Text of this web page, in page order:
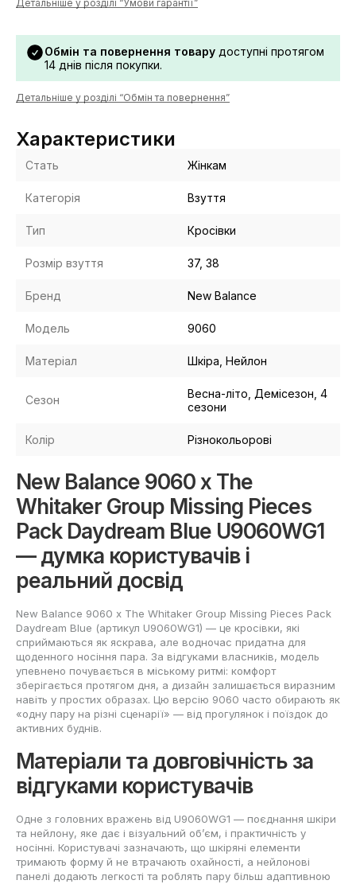
Детальніше у розділі “Умови гарантії”
Обмін та повернення товару доступні протягом
14 днів після покупки.
Детальніше у розділі “Обмін та повернення”
Характеристики
Стать Жінкам
Категорія Взуття
Тип Кросівки
Розмір взуття 37, 38
Бренд New Balance
Модель 9060
Матеріал Шкіра, Нейлон
Сезон
Весна-літо, Демісезон, 4
сезони
Колір Різнокольорові
New Balance 9060 x The
Whitaker Group Missing Pieces
Pack Daydream Blue U9060WG1
— думка користувачів і
реальний досвід
New Balance 9060 x The Whitaker Group Missing Pieces Pack
Daydream Blue (артикул U9060WG1) — це кросівки, які
сприймаються як яскрава, але водночас придатна для
щоденного носіння пара. За відгуками власників, модель
упевнено почувається в міському ритмі: комфорт
зберігається протягом дня, а дизайн залишається виразним
навіть у простих образах. Цю версію 9060 часто обирають як
«одну пару на різні сценарії» — від прогулянок і поїздок до
активних буднів.
Матеріали та довговічність за
відгуками користувачів
Одне з головних вражень від U9060WG1 — поєднання шкіри
та нейлону, яке дає і візуальний об’єм, і практичність у
носінні. Користувачі зазначають, що шкіряні елементи
тримають форму й не втрачають охайності, а нейлонові
панелі додають легкості та роблять пару більш адаптивною